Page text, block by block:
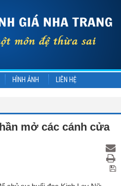
HÌNH ẢNH LIÊN HỆ
mở các cánh cửa